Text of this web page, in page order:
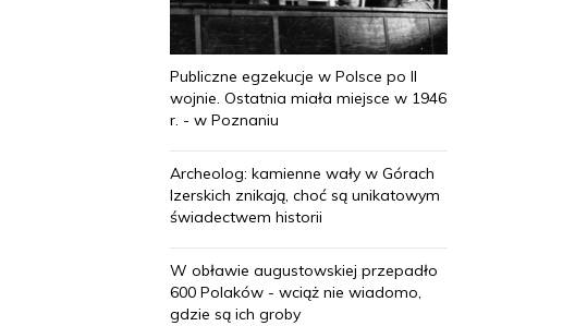
Publiczne egzekucje w Polsce po II
wojnie. Ostatnia miała miejsce w 1946
r. - w Poznaniu
Archeolog: kamienne wały w Górach
Izerskich znikają, choć są unikatowym
świadectwem historii
W obławie augustowskiej przepadło
600 Polaków - wciąż nie wiadomo,
gdzie są ich groby